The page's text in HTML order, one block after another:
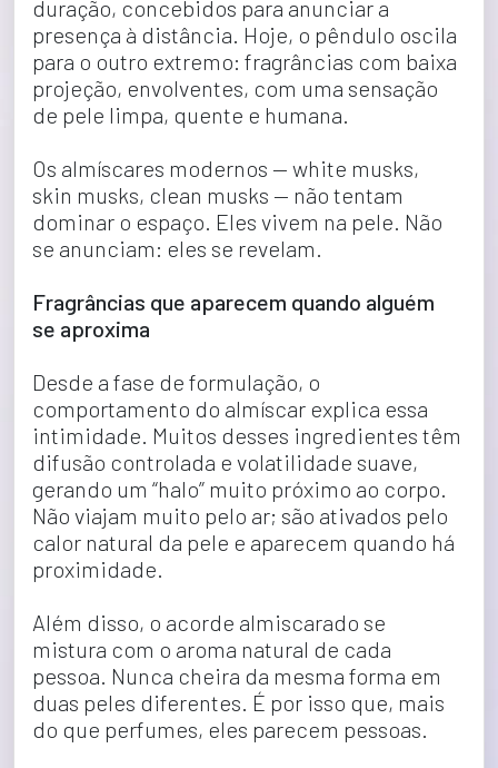
duração, concebidos para anunciar a
presença à distância. Hoje, o pêndulo oscila
para o outro extremo: fragrâncias com baixa
projeção, envolventes, com uma sensação
de pele limpa, quente e humana.
Os almíscares modernos — white musks,
skin musks, clean musks — não tentam
dominar o espaço. Eles vivem na pele. Não
se anunciam: eles se revelam.
Fragrâncias que aparecem quando alguém
se aproxima
Desde a fase de formulação, o
comportamento do almíscar explica essa
intimidade. Muitos desses ingredientes têm
difusão controlada e volatilidade suave,
gerando um “halo” muito próximo ao corpo.
Não viajam muito pelo ar; são ativados pelo
calor natural da pele e aparecem quando há
proximidade.
Além disso, o acorde almiscarado se
mistura com o aroma natural de cada
pessoa. Nunca cheira da mesma forma em
duas peles diferentes. É por isso que, mais
do que perfumes, eles parecem pessoas.